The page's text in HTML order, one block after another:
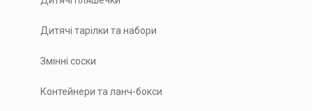
Дитячі тарілки та набори
Змінні соски
Контейнери та ланч-бокси